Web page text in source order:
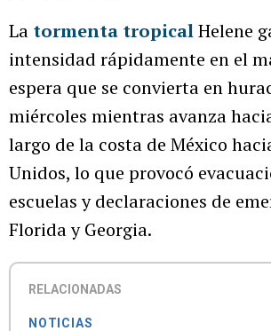
La tormenta tropicalHelene
intensidad rápidamente en el
espera que se convierta en
miércoles mientras avanza
largo de la costa de México
Unidos, lo que provocó
escuelas y declaraciones de
Florida y Georgia.
RELACIONADAS
NOTICIAS